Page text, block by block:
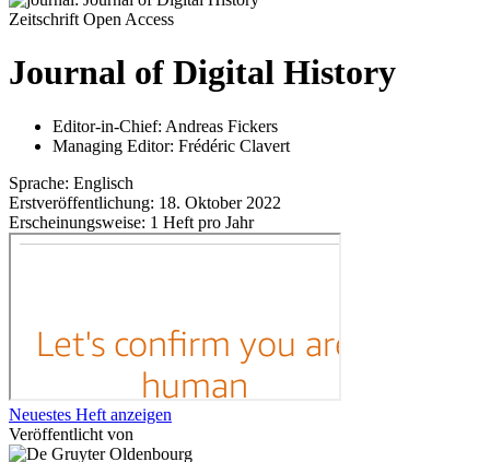
Zeitschrift Open Access
Journal of Digital History
Editor-in-Chief: Andreas Fickers
Managing Editor: Frédéric Clavert
Sprache: Englisch
Erstveröffentlichung: 18. Oktober 2022
Erscheinungsweise: 1 Heft pro Jahr
Neuestes Heft anzeigen
Veröffentlicht von